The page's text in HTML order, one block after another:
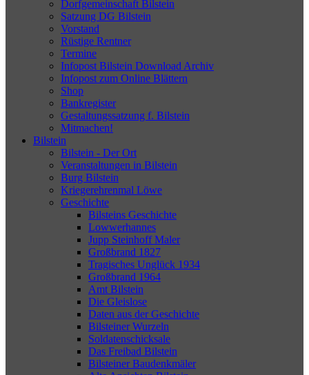
Dorfgemeinschaft Bilstein
Satzung DG Bilstein
Vorstand
Rüstige Rentner
Termine
Infopost Bilstein Download Archiv
Infopost zum Online Blättern
Shop
Bankregister
Gestaltungssatzung f. Bilstein
Mitmachen!
Bilstein
Bilstein - Der Ort
Veranstaltungen in Bilstein
Burg Bilstein
Kriegerehrenmal Löwe
Geschichte
Bilsteins Geschichte
Lowwerhannes
Jupp Steinhoff Maler
Großbrand 1827
Tragisches Unglück 1934
Großbrand 1964
Amt Bilstein
Die Gleislose
Daten aus der Geschichte
Bilsteiner Wurzeln
Soldatenschicksale
Das Freibad Bilstein
Bilsteiner Baudenkmäler